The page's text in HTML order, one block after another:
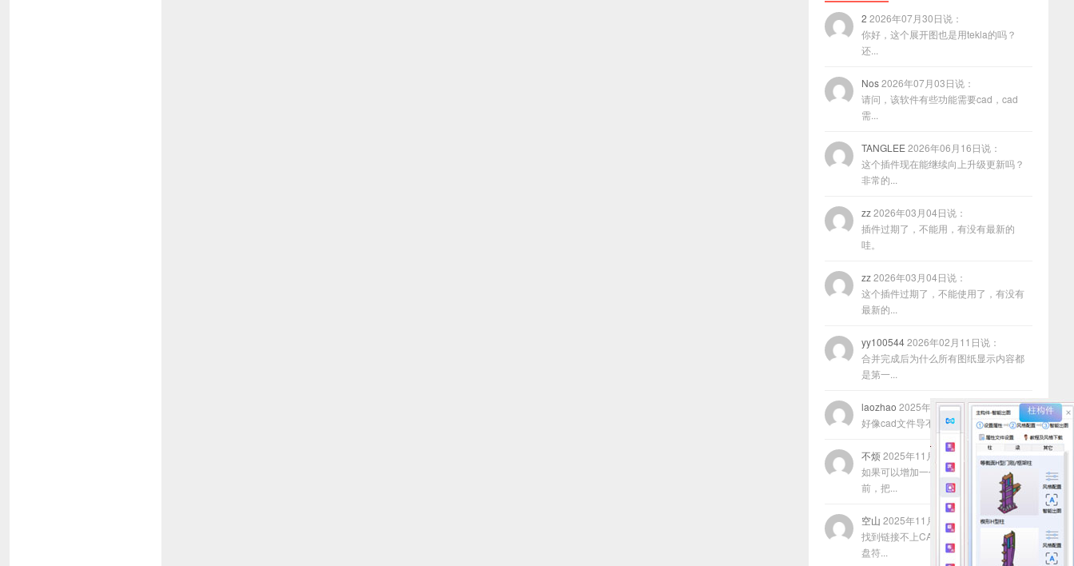
2 2026年07月30日说：
你好，这个展开图也是用tekla的吗？
还...
Nos2026年07月03日说：
请问，该软件有些功能需要cad，cad
需...
TANGLEE 2026年06月16日说：
这个插件现在能继续向上升级更新吗？
非常的...
zz2026年03月04日说：
插件过期了，不能用，有没有最新的
哇。
zz2026年03月04日说：
这个插件过期了，不能使用了，有没有
最新的...
yy1005442026年02月11日说：
合并完成后为什么所有图纸显示内容都
是第一...
laozhao 2025年11月22日说：
好像cad文件导不进去咋回事？
不烦2025年11月17日说：
如果可以增加一个功能，就是在合并以
前，把...
空山 2025年11月13日说：
找到链接不上CAD的原因了，程序放在
盘符...